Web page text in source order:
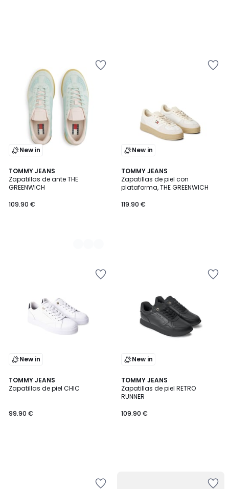
New in
TOMMY JEANS
Zapatillas de ante THE
GREENWICH
109.90 €
3
Colores
New in
TOMMY JEANS
Zapatillas de piel con
plataforma, THE GREENWICH
119.90 €
New in
TOMMY JEANS
Zapatillas de piel CHIC
99.90 €
New in
TOMMY JEANS
Zapatillas de piel RETRO
RUNNER
109.90 €